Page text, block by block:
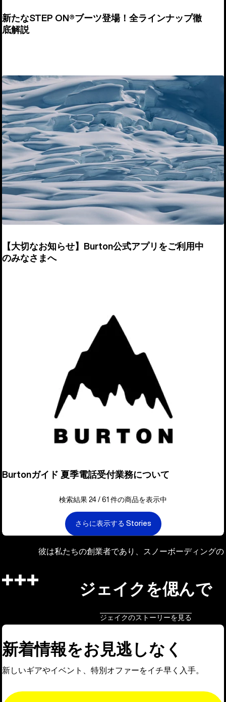
新たなSTEP ON®︎ブーツ登場！全ラインナップ徹
底解説
【大切なお知らせ】Burton公式アプリをご利用中
のみなさまへ
Burtonガイド 夏季電話受付業務について
検索結果 24 / 61 件の商品を表示中
さらに表示する Stories
彼は私たちの創業者であり、スノーボーディング
ジェイクを偲んで
ジェイクのストーリーを見る
新着情報をお見逃しなく
新しいギアやイベント、特別オファーをイチ早く入手。